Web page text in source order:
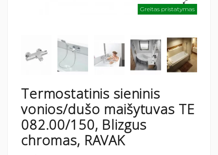
Greitas pristatymas
Termostatinis sieninis
vonios/dušo maišytuvas TE
082.00/150, Blizgus
chromas, RAVAK